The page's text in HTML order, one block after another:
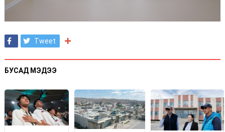
Tweet
БУСАД МЭДЭЭ